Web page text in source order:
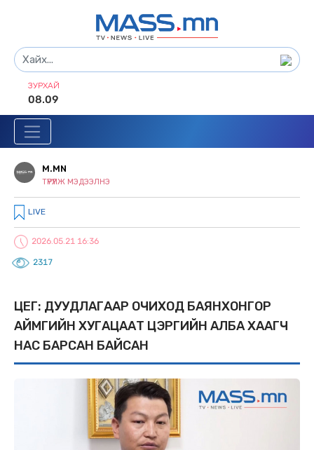
ЗУРХАЙ
08.09
M.MN
ТҮРҮҮЛЖ МЭДЭЭЛНЭ
LIVE
2026.05.21 16:36
2317
ЦЕГ: ДУУДЛАГААР ОЧИХОД БАЯНХОНГОР
АЙМГИЙН ХУГАЦААТ ЦЭРГИЙН АЛБА ХААГЧ
НАС БАРСАН БАЙСАН